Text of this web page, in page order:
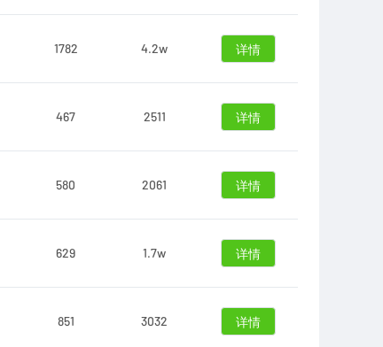
1782 4.2w 详情
467 2511 详情
580 2061 详情
629 1.7w 详情
851 3032 详情